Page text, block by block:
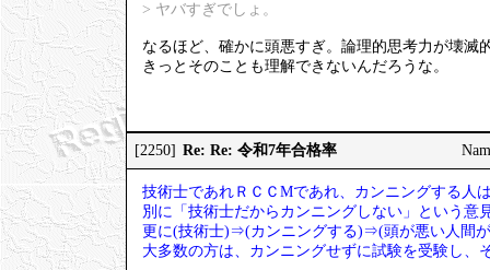
> ヤバすぎでしょ。
なるほど、確かに頭悪すぎ。論理的思考力が壊滅
きっとそのことも理解できないんだろうな。
[2250] Re: Re: 令和7年合格率
技術士であれＲＣＣМであれ、カンニングする人
別に「技術士だからカンニングしない」という意
更に(技術士)⇒(カンニングする)⇒(頭が悪い人間
大多数の方は、カンニングせずに試験を受験し、